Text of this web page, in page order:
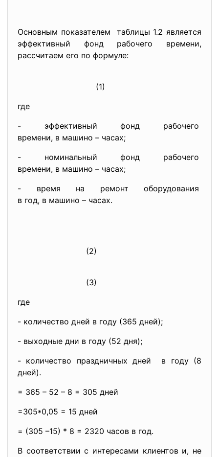
Основным показателем таблицы 1.2 является
эффективный фонд рабочего времени,
рассчитаем его по формуле:
(1)
где
- эффективный фонд рабочего
времени, в машино – часах;
- номинальный фонд рабочего
времени, в машино – часах;
- время на ремонт оборудования
в год, в машино – часах.
(2)
(3)
где
- количество дней в году (365 дней);
- выходные дни в году (52 дня);
- количество праздничных дней в году (8
дней).
= 365 – 52 – 8 = 305 дней
=305*0,05 = 15 дней
= (305 –15) * 8 = 2320 часов в год.
В соответствии с интересами клиентов и, не